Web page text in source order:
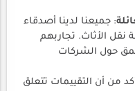
: جميعنا لدينا أصدقاء
نقل الأثاث. تجاربهم
حول الشركات
من أن التقييمات تتعلق